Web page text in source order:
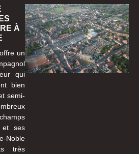
À
un
qui
bien
semi-
et ses
Noble
très